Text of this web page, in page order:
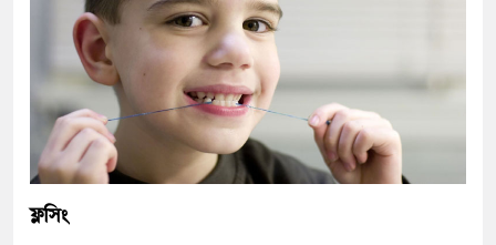
ফ্লসিং